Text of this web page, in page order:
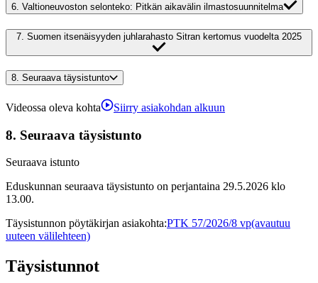
6. Valtioneuvoston selonteko: Pitkän aikavälin ilmastosuunnitelma
7. Suomen itsenäisyyden juhlarahasto Sitran kertomus vuodelta 2025
8. Seuraava täysistunto
Videossa oleva kohta Siirry asiakohdan alkuun
8. Seuraava täysistunto
Seuraava istunto
Eduskunnan seuraava täysistunto on perjantaina 29.5.2026 klo
13.00.
Täysistunnon pöytäkirjan asiakohta:PTK 57/2026/8 vp(avautuu
uuteen välilehteen)
Täysistunnot